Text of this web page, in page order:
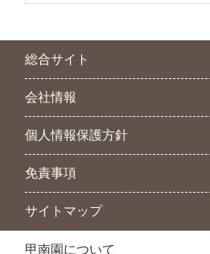
総合サイト
会社情報
個人情報保護方針
免責事項
サイトマップ
甲南園について